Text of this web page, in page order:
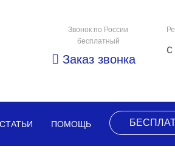
Звонок по России
бесплатный
Заказ звонка
СТАТЬИ ПОМОЩЬ